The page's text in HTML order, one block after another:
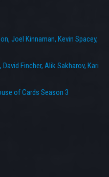
Joel Kinnaman Kevin Spacey
David Fincher Alik Sakharov Kari
of Cards Season 3